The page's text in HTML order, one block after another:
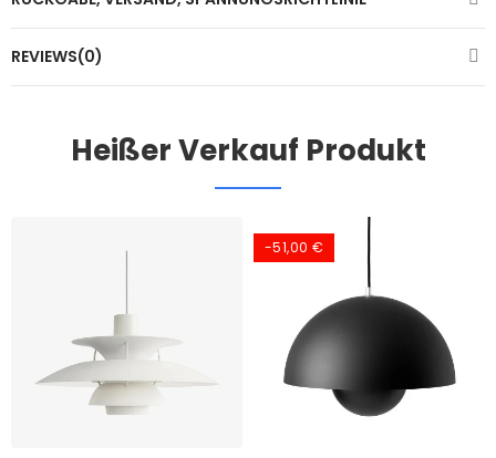
REVIEWS(0)
Heißer Verkauf Produkt
-51,00 €